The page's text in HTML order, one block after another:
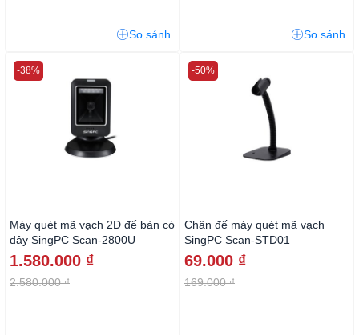
So sánh So sánh
Máy quét mã vạch 2D để bàn có
dây SingPC Scan-2800U
1.580.000 ₫
2.580.000 ₫
-38%
Chân đế máy quét mã vạch
SingPC Scan-STD01
69.000 ₫
169.000 ₫
-50%